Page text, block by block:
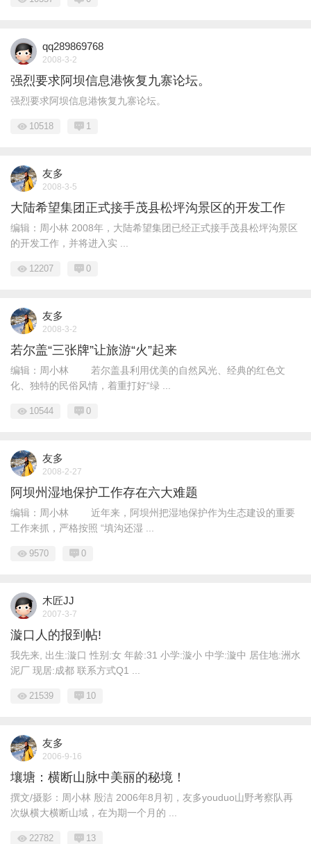
qq289869768
2008-3-2
强烈要求阿坝信息港恢复九寨论坛。
强烈要求阿坝信息港恢复九寨论坛。
10518 1
友多
2008-3-5
大陆希望集团正式接手茂县松坪沟景区的开发工作
编辑：周小林 2008年，大陆希望集团已经正式接手茂县松坪沟景区
的开发工作，并将进入实 ...
12207 0
友多
2008-3-2
若尔盖“三张牌”让旅游“火”起来
编辑：周小林 若尔盖县利用优美的自然风光、经典的红色文
化、独特的民俗风情，着重打好“绿 ...
10544 0
友多
2008-2-27
阿坝州湿地保护工作存在六大难题
编辑：周小林 近年来，阿坝州把湿地保护作为生态建设的重要
工作来抓，严格按照 “填沟还湿 ...
9570 0
木匠JJ
2007-3-7
漩口人的报到帖!
我先来, 出生:漩口 性别:女 年龄:31 小学:漩小 中学:漩中 居住地:洲水
泥厂 现居:成都 联系方式Q1 ...
21539 10
友多
2006-9-16
壤塘：横断山脉中美丽的秘境！
撰文/摄影：周小林 殷洁 2006年8月初，友多youduo山野考察队再
次纵横大横断山域，在为期一个月的 ...
22782 13